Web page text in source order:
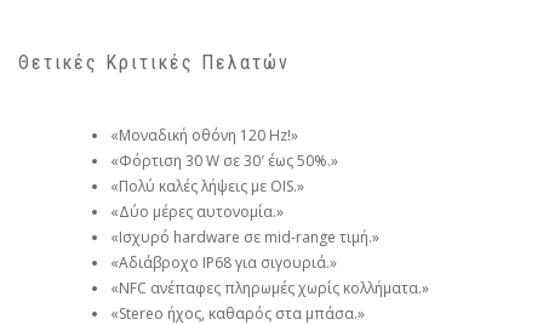
Θετικές Κριτικές Πελατών
«Μοναδική οθόνη 120 Hz!»
«Φόρτιση 30 W σε 30′ έως 50%.»
«Πολύ καλές λήψεις με OIS.»
«Δύο μέρες αυτονομία.»
«Ισχυρό hardware σε mid-range τιμή.»
«Αδιάβροχο IP68 για σιγουριά.»
«NFC ανέπαφες πληρωμές χωρίς κολλήματα.»
«Stereo ήχος, καθαρός στα μπάσα.»